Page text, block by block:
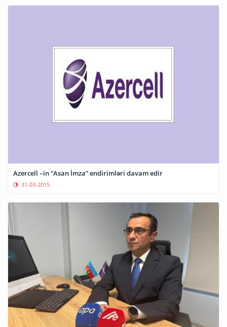
Azercell –in “Asan İmza” endirimləri davam edir
31-03-2015